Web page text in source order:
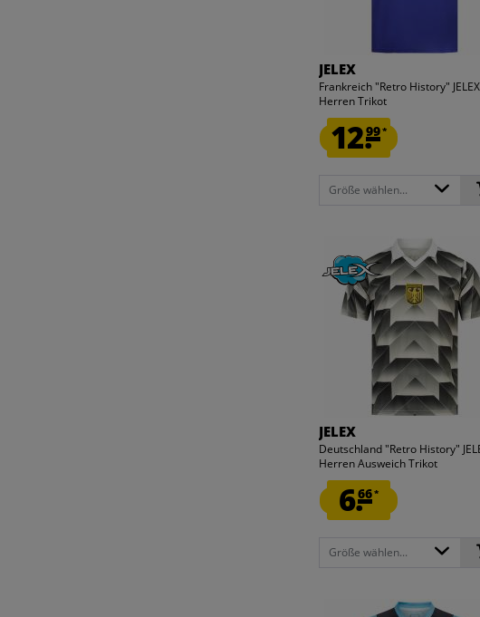
JELEX
Frankreich "Retro History" JELEX
Herren Trikot
12.99*
Größe wählen...
JELEX
Deutschland "Retro History"
Herren Ausweich Trikot
6.66*
Größe wählen...